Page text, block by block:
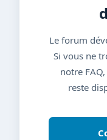
Le forum
Si vous ne
notre
reste